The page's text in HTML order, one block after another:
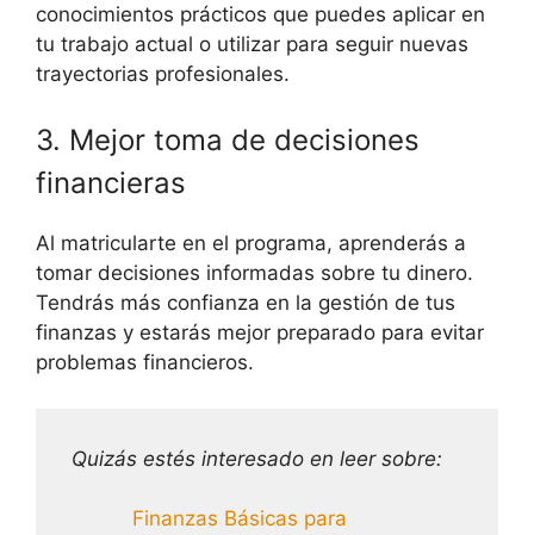
conocimientos prácticos que puedes aplicar en
tu trabajo actual o utilizar para seguir nuevas
trayectorias profesionales.
3. Mejor toma de decisiones
financieras
Al matricularte en el programa, aprenderás a
tomar decisiones informadas sobre tu dinero.
Tendrás más confianza en la gestión de tus
finanzas y estarás mejor preparado para evitar
problemas financieros.
Quizás estés interesado en leer sobre:
Finanzas Básicas para